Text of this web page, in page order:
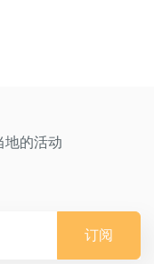
地的活动
订阅